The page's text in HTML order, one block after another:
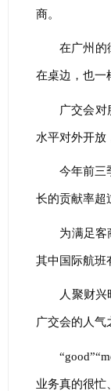
商。
在广州的
在桌边，也一
广交会对
水平对外开放
今年前三
长的贡献率超
为满足客
其中国际航班
人聚财
广交会的人气
业务真的很